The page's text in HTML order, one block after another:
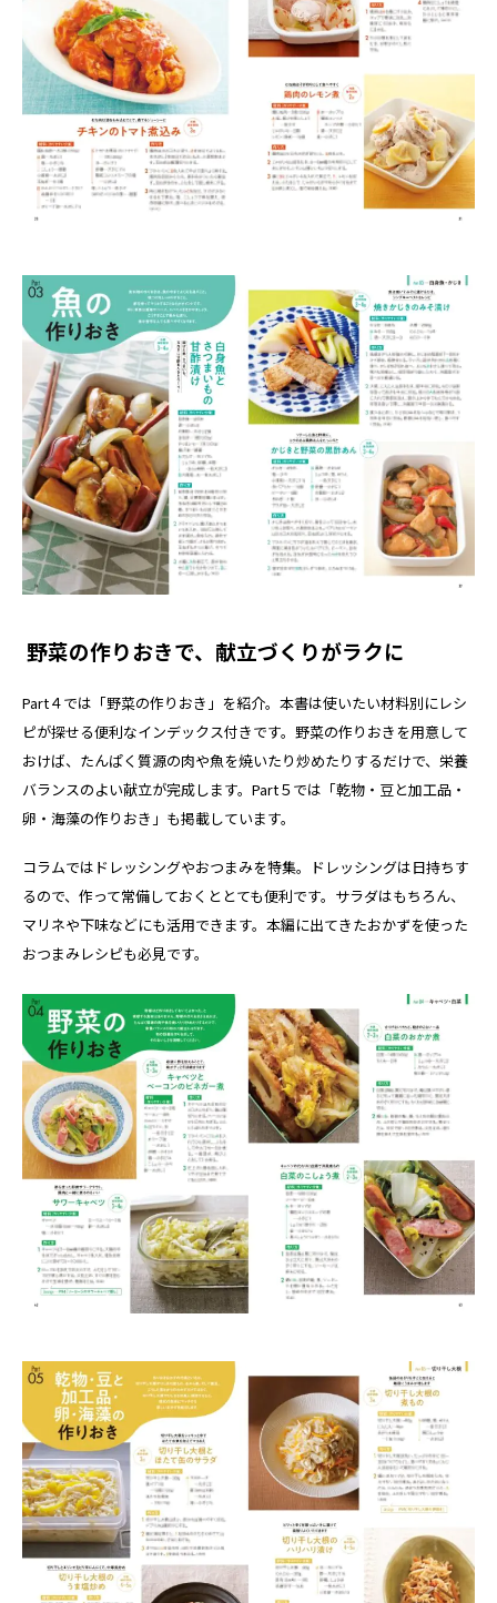
野菜の作りおきで、献立づくりがラクに
Part４では「野菜の作りおき」を紹介。本書は使いたい材料別にレシ
ピが探せる便利なインデックス付きです。野菜の作りおきを用意して
おけば、たんぱく質源の肉や魚を焼いたり炒めたりするだけで、栄養
バランスのよい献立が完成します。Part５では「乾物・豆と加工品・
卵・海藻の作りおき」も掲載しています。
コラムではドレッシングやおつまみを特集。ドレッシングは日持ちす
るので、作って常備しておくととても便利です。サラダはもちろん、
マリネや下味などにも活用できます。本編に出てきたおかずを使った
おつまみレシピも必見です。